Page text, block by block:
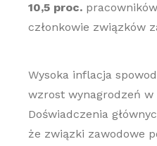
10,5 proc.
członkowie związków
Wysoka inflacja
wzrost wynagrodzeń w
Doświadczenia
że związki zawodowe